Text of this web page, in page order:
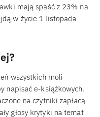
mają spaść z 23% na
w życie 1 listopada
wszystkich moli
napisać e-książkowych.
na czytniki zapłacą
głosy krytyki na temat